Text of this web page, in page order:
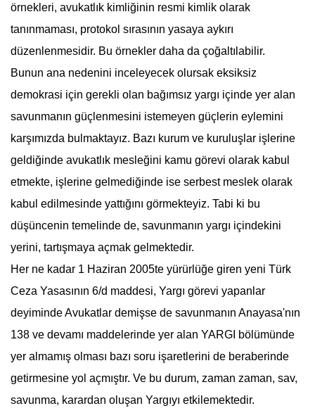
örnekleri, avukatlık kimliğinin resmi kimlik olarak
tanınmaması, protokol sırasının yasaya aykırı
düzenlenmesidir. Bu örnekler daha da çoğaltılabilir.
Bunun ana nedenini inceleyecek olursak eksiksiz
demokrasi için gerekli olan bağımsız yargı içinde yer alan
savunmanın güçlenmesini istemeyen güçlerin eylemini
karşımızda bulmaktayız. Bazı kurum ve kuruluşlar işlerine
geldiğinde avukatlık mesleğini kamu görevi olarak kabul
etmekte, işlerine gelmediğinde ise serbest meslek olarak
kabul edilmesinde yattığını görmekteyiz. Tabi ki bu
düşüncenin temelinde de, savunmanın yargı içindekini
yerini, tartışmaya açmak gelmektedir.
Her ne kadar 1 Haziran 2005te yürürlüğe giren yeni Türk
Ceza Yasasının 6/d maddesi, Yargı görevi yapanlar
deyiminde Avukatlar demişse de savunmanın Anayasa'nın
138 ve devamı maddelerinde yer alan YARGI bölümünde
yer almamış olması bazı soru işaretlerini de beraberinde
getirmesine yol açmıştır. Ve bu durum, zaman zaman, sav,
savunma, karardan oluşan Yargıyı etkilemektedir.